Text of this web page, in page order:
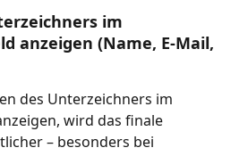
im
anzeigen (Name, E-Mail,
des Unterzeichners im
wird das finale
– besonders bei